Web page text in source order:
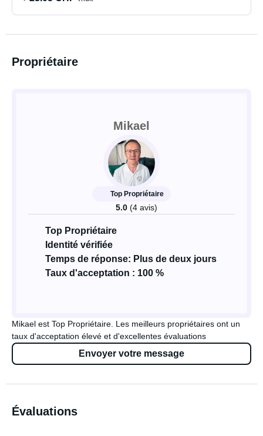
Propriétaire
Mikael
Top Propriétaire
5.0 (4 avis)
Top Propriétaire
Identité vérifiée
Temps de réponse: Plus de deux jours
Taux d'acceptation : 100 %
Mikael est Top Propriétaire. Les meilleurs propriétaires ont un
taux d'acceptation élevé et d'excellentes évaluations
Envoyer votre message
Évaluations